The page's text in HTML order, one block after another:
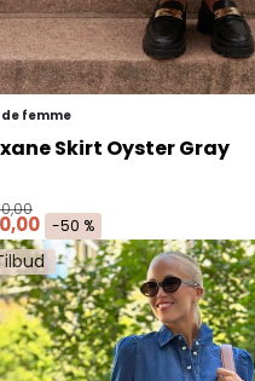
de femme
Skirt Oyster Gray
-50 %